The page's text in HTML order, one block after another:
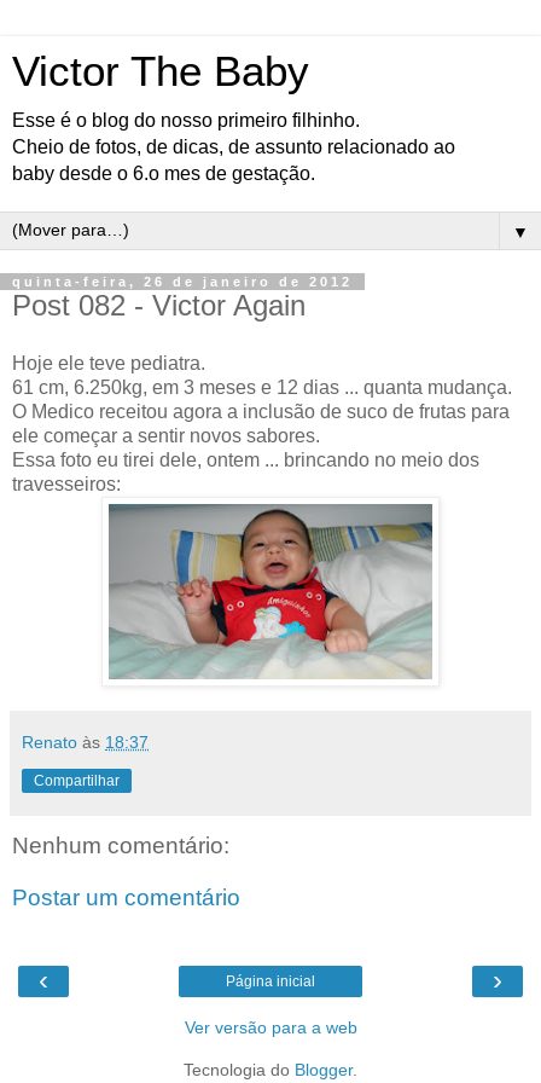
Victor The Baby
Esse é o blog do nosso primeiro filhinho.
Cheio de fotos, de dicas, de assunto relacionado ao
baby desde o 6.o mes de gestação.
▼
quinta-feira, 26 de janeiro de 2012
Post 082 - Victor Again
Hoje ele teve pediatra.
61 cm, 6.250kg, em 3 meses e 12 dias ... quanta mudança.
O Medico receitou agora a inclusão de suco de frutas para
ele começar a sentir novos sabores.
Essa foto eu tirei dele, ontem ... brincando no meio dos
travesseiros:
Renato às 18:37
Compartilhar
Nenhum comentário:
Postar um comentário
‹ ›
Página inicial
Ver versão para a web
Tecnologia do Blogger.